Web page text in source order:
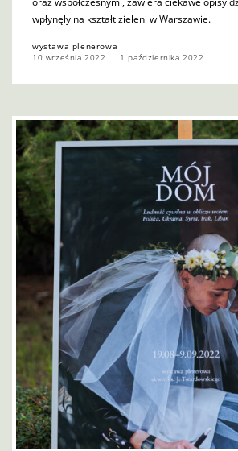
wpłynęły na kształt zieleni w Warszawie.
wystawa plenerowa
10 września 2022
1 października 2022